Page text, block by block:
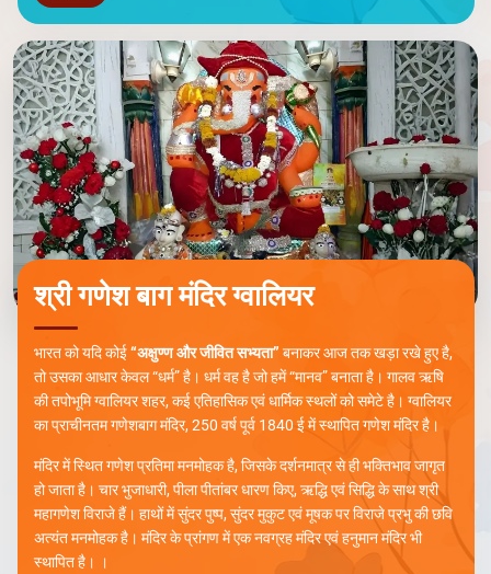
श्री गणेश बाग मंदिर ग्वालियर
भारत को यदि कोई“अक्षुण्ण और जीवित सभ्यता” बनाकर आज तक खड़ा रखे हुए है,
तो उसका आधार केवल “धर्म” है। धर्म वह है जो हमें “मानव” बनाता है। गालव ऋषि
की तपोभूमि ग्वालियर शहर, कई एतिहासिक एवं धार्मिक स्थलों को समेटे है। ग्वालियर
का प्राचीनतम गणेशबाग मंदिर, 250 वर्ष पूर्व 1840 ई में स्थापित गणेश मंदिर है।
मंदिर में स्थित गणेश प्रतिमा मनमोहक है, जिसके दर्शनमात्र से ही भक्तिभाव जागृत
हो जाता है। चार भुजाधारी, पीला पीतांबर धारण किए, ऋद्धि एवं सिद्धि के साथ श्री
महागणेश विराजे हैं। हाथों में सुंदर पुष्प, सुंदर मुकुट एवं मूषक पर विराजे प्रभु की छवि
अत्यंत मनमोहक है। मंदिर के प्रांगण में एक नवग्रह मंदिर एवं हनुमान मंदिर भी
स्थापित है। ।